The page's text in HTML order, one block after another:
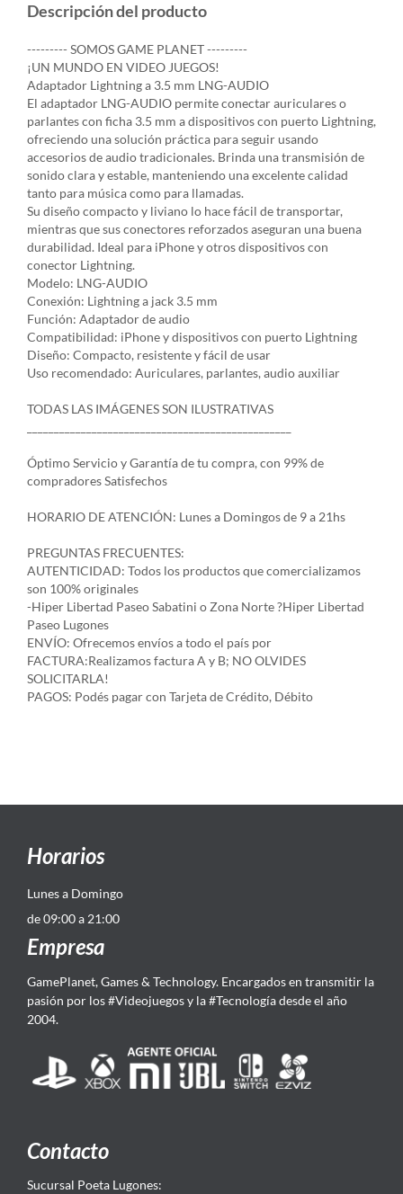
Descripción del producto
--------- SOMOS GAME PLANET ---------
¡UN MUNDO EN VIDEO JUEGOS!
Adaptador Lightning a 3.5 mm LNG-AUDIO
El adaptador LNG-AUDIO permite conectar auriculares o
parlantes con ficha 3.5 mm a dispositivos con puerto Lightning,
ofreciendo una solución práctica para seguir usando
accesorios de audio tradicionales. Brinda una transmisión de
sonido clara y estable, manteniendo una excelente calidad
tanto para música como para llamadas.
Su diseño compacto y liviano lo hace fácil de transportar,
mientras que sus conectores reforzados aseguran una buena
durabilidad. Ideal para iPhone y otros dispositivos con
conector Lightning.
Modelo: LNG-AUDIO
Conexión: Lightning a jack 3.5 mm
Función: Adaptador de audio
Compatibilidad: iPhone y dispositivos con puerto Lightning
Diseño: Compacto, resistente y fácil de usar
Uso recomendado: Auriculares, parlantes, audio auxiliar
TODAS LAS IMÁGENES SON ILUSTRATIVAS
Óptimo Servicio y Garantía de tu compra, con 99% de
compradores Satisfechos
HORARIO DE ATENCIÓN: Lunes a Domingos de 9 a 21hs
PREGUNTAS FRECUENTES:
AUTENTICIDAD: Todos los productos que comercializamos
son 100% originales
-Hiper Libertad Paseo Sabatini o Zona Norte ?Hiper Libertad
Paseo Lugones
ENVÍO: Ofrecemos envíos a todo el país por
FACTURA:Realizamos factura A y B; NO OLVIDES
SOLICITARLA!
PAGOS: Podés pagar con Tarjeta de Crédito, Débito
Horarios
Lunes a Domingo
de 09:00 a 21:00
Empresa
GamePlanet, Games & Technology. Encargados en transmitir la
pasión por los #Videojuegos y la #Tecnología desde el año
2004.
Contacto
Sucursal Poeta Lugones: